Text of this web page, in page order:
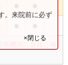
機関に直接ご確
。来院前に必ず
×閉じる